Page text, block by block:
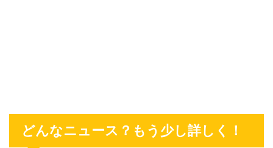
どんなニュース？もう少し詳しく！